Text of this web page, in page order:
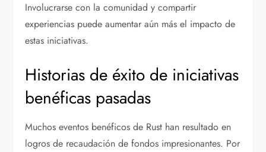
Involucrarse con la comunidad y compartir
experiencias puede aumentar aún más el impacto de
estas iniciativas.
Historias de éxito de iniciativas
benéficas pasadas
Muchos eventos benéficos de Rust han resultado en
logros de recaudación de fondos impresionantes. Por